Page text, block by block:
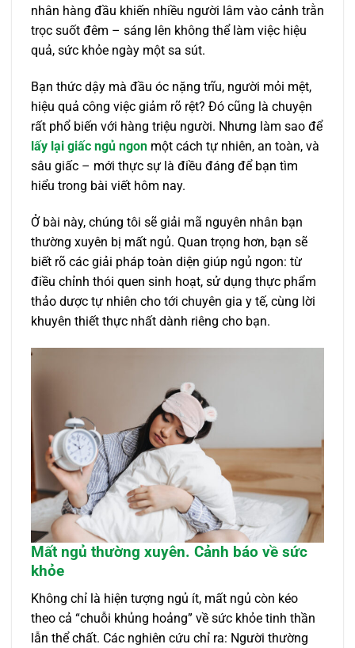
nhân hàng đầu khiến nhiều người lâm vào cảnh trằn
trọc suốt đêm – sáng lên không thể làm việc hiệu
quả, sức khỏe ngày một sa sút.
Bạn thức dậy mà đầu óc nặng trĩu, người mỏi mệt,
hiệu quả công việc giảm rõ rệt? Đó cũng là chuyện
rất phổ biến với hàng triệu người. Nhưng làm sao để
lấy lại giấc ngủ ngon một cách tự nhiên, an toàn, và
sâu giấc – mới thực sự là điều đáng để bạn tìm
hiểu trong bài viết hôm nay.
Ở bài này, chúng tôi sẽ giải mã nguyên nhân bạn
thường xuyên bị mất ngủ. Quan trọng hơn, bạn sẽ
biết rõ các giải pháp toàn diện giúp ngủ ngon: từ
điều chỉnh thói quen sinh hoạt, sử dụng thực phẩm
thảo dược tự nhiên cho tới chuyên gia y tế, cùng lời
khuyên thiết thực nhất dành riêng cho bạn.
Mất ngủ thường xuyên. Cảnh báo về sức
khỏe
Không chỉ là hiện tượng ngủ ít, mất ngủ còn kéo
theo cả “chuỗi khủng hoảng” về sức khỏe tinh thần
lẫn thể chất. Các nghiên cứu chỉ ra: Người thường